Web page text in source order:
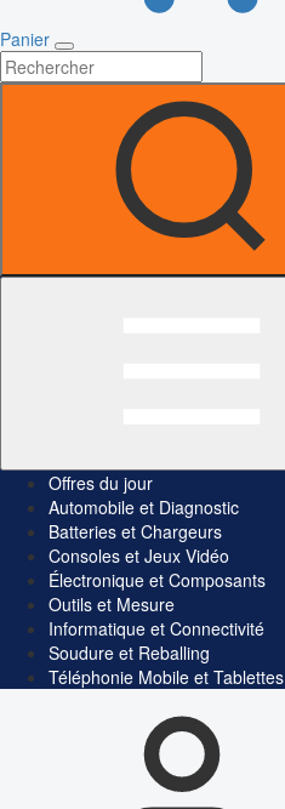
Panier
Offres du jour
Automobile et Diagnostic
Batteries et Chargeurs
Consoles et Jeux Vidéo
Électronique et Composants
Outils et Mesure
Informatique et Connectivité
Soudure et Reballing
Téléphonie Mobile et Tablettes